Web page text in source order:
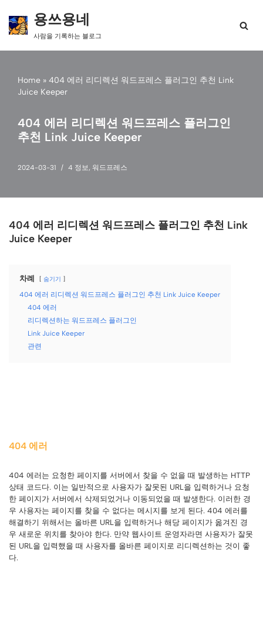
콘
용쓰용네
사람을 기록하는 블로그
Home » 404 에러 리디렉션 워드프레스 플러그인 추천 Link
Juice Keeper
404 에러 리디렉션 워드프레스 플러그인
추천 Link Juice Keeper
2024-03-31 4 정보, 워드프레스
404 에러 리디렉션 워드프레스 플러그인 추천 Link
Juice Keeper
차례 숨기기
404 에러 리디렉션 워드프레스 플러그인 추천 Link Juice Keeper
404 에러
리디렉션하는 워드프레스 플러그인
Link Juice Keeper
관련
404 에러
404 에러는 요청한 페이지를 서버에서 찾을 수 없을 때 발생하는 HTTP
상태 코드다. 이는 일반적으로 사용자가 잘못된 URL을 입력하거나 요청
한 페이지가 서버에서 삭제되었거나 이동되었을 때 발생한다. 이러한 경
우 사용자는 페이지를 찾을 수 없다는 메시지를 보게 된다. 404 에러를
해결하기 위해서는 올바른 URL을 입력하거나 해당 페이지가 옮겨진 경
우 새로운 위치를 찾아야 한다. 만약 웹사이트 운영자라면 사용자가 잘못
된 URL을 입력했을 때 사용자를 올바른 페이지로 리디렉션하는 것이 좋
다.